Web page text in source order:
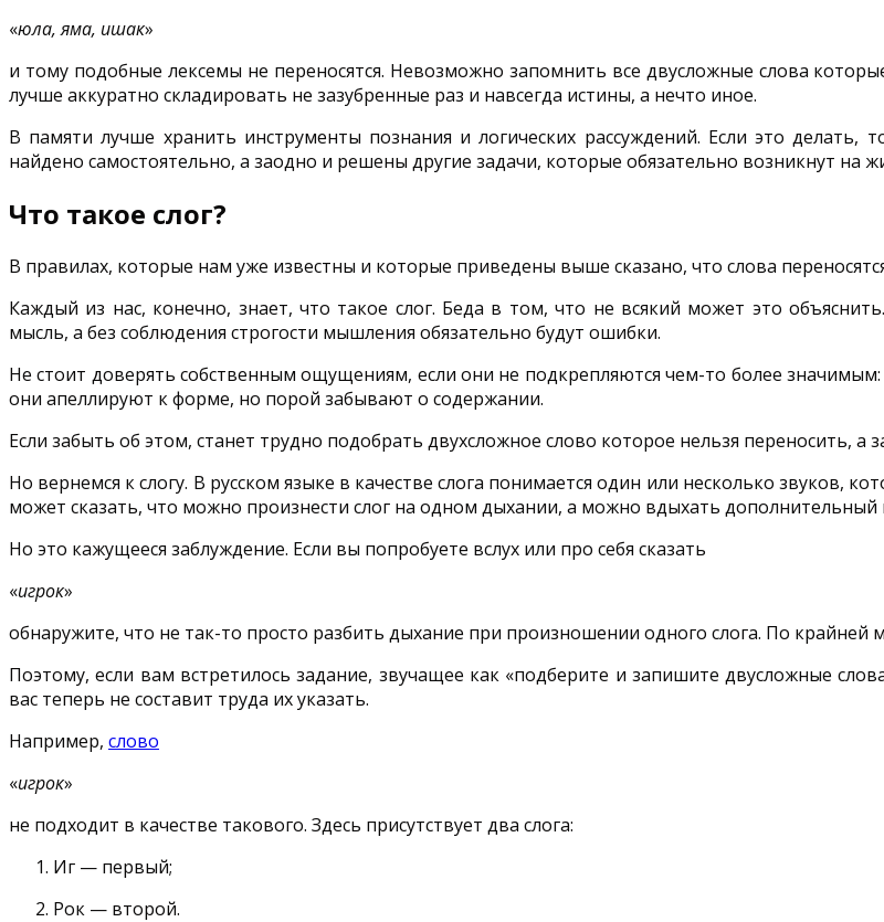
«юла, яма, ишак»
и тому подобные лексемы не переносятся. Невозможно запомнить все двусложные слова
лучше аккуратно складировать не зазубренные раз и навсегда истины, а нечто иное.
В памяти лучше хранить инструменты познания и логических рассуждений. Если это делать,
найдено самостоятельно, а заодно и решены другие задачи, которые обязательно возникнут на
Что такое слог?
В правилах, которые нам уже известны и которые приведены выше сказано, что слова
Каждый из нас, конечно, знает, что такое слог. Беда в том, что не всякий может это
мысль, а без соблюдения строгости мышления обязательно будут ошибки.
Не стоит доверять собственным ощущениям, если они не подкрепляются чем-то более
они апеллируют к форме, но порой забывают о содержании.
Если забыть об этом, станет трудно подобрать двухсложное слово которое нельзя переносить, а
Но вернемся к слогу. В русском языке в качестве слога понимается один или несколько звуков,
может сказать, что можно произнести слог на одном дыхании, а можно вдыхать дополнительный
Но это кажущееся заблуждение. Если вы попробуете вслух или про себя сказать
«игрок»
обнаружите, что не так-то просто разбить дыхание при произношении одного слога. По крайней
Поэтому, если вам встретилось задание, звучащее как «подберите и запишите двусложные
вас теперь не составит труда их указать.
Например, слово
«игрок»
не подходит в качестве такового. Здесь присутствует два слога:
Иг — первый;
Рок — второй.